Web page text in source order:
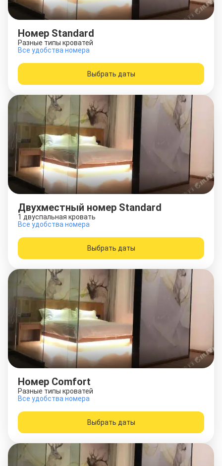
Номер Standard
Разные типы кроватей
Все удобства номера
Выбрать даты
Двухместный номер Standard
1 двуспальная кровать
Все удобства номера
Выбрать даты
Номер Comfort
Разные типы кроватей
Все удобства номера
Выбрать даты